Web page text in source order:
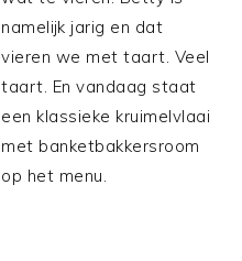
namelijk jarig en dat
vieren we met taart. Veel
taart. En vandaag staat
een klassieke kruimelvlaai
met banketbakkersroom
op het menu.